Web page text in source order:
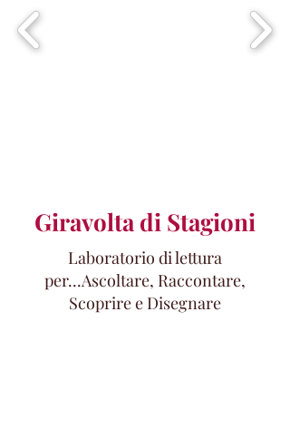
Giravolta di Stagioni
Laboratorio di lettura
per...Ascoltare, Raccontare,
Scoprire e Disegnare